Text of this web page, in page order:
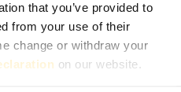
that you’ve provided to
from your use of their
change or withdraw your
on our website.
London - City of London